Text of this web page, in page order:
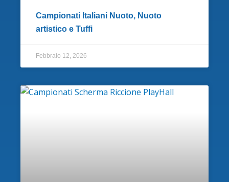
Campionati Italiani Nuoto, Nuoto
artistico e Tuffi
Febbraio 12, 2026